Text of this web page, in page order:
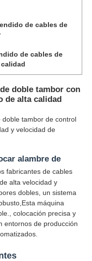
de cables de
de cables de
doble tambor con
de alta calidad
tambor de control
y velocidad de
alambre de
fabricantes de cables
alta velocidad y
dobles, un sistema
máquina
colocación precisa y
entornos de producción